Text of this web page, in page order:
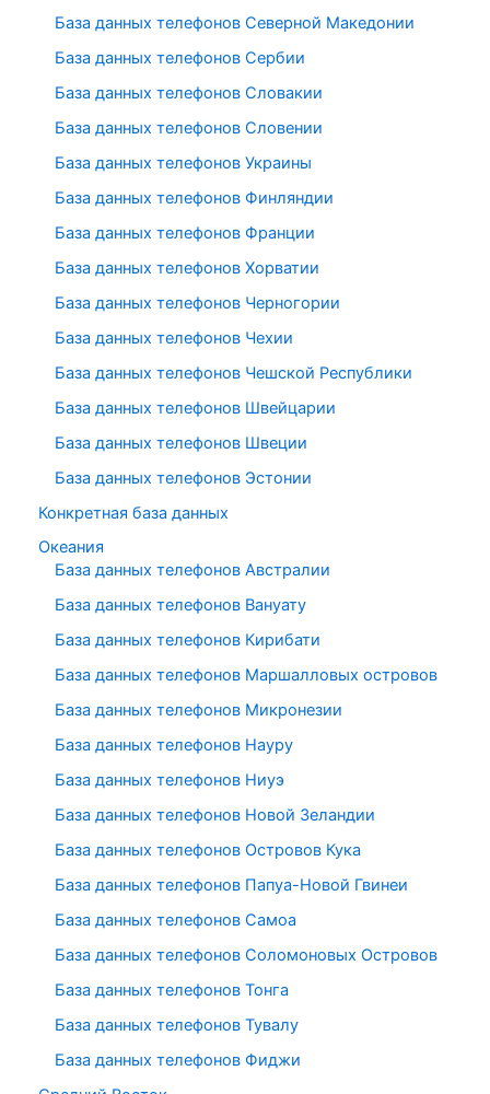
База данных телефонов Северной Македонии
База данных телефонов Сербии
База данных телефонов Словакии
База данных телефонов Словении
База данных телефонов Украины
База данных телефонов Финляндии
База данных телефонов Франции
База данных телефонов Хорватии
База данных телефонов Черногории
База данных телефонов Чехии
База данных телефонов Чешской Республики
База данных телефонов Швейцарии
База данных телефонов Швеции
База данных телефонов Эстонии
Конкретная база данных
Океания
База данных телефонов Австралии
База данных телефонов Вануату
База данных телефонов Кирибати
База данных телефонов Маршалловых островов
База данных телефонов Микронезии
База данных телефонов Науру
База данных телефонов Ниуэ
База данных телефонов Новой Зеландии
База данных телефонов Островов Кука
База данных телефонов Папуа-Новой Гвинеи
База данных телефонов Самоа
База данных телефонов Соломоновых Островов
База данных телефонов Тонга
База данных телефонов Тувалу
База данных телефонов Фиджи